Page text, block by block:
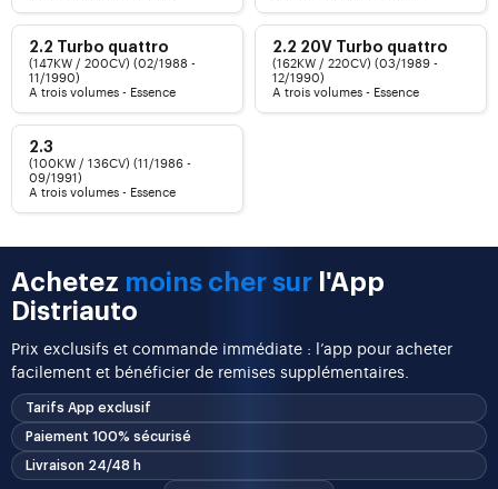
2.2 Turbo quattro
(147KW / 200CV) (02/1988 -
11/1990)
A trois volumes - Essence
2.2 20V Turbo quattro
(162KW / 220CV) (03/1989 -
12/1990)
A trois volumes - Essence
2.3
(100KW / 136CV) (11/1986 -
09/1991)
A trois volumes - Essence
Achetez moins cher sur l'App
Distriauto
Prix exclusifs et commande immédiate : l’app pour acheter
facilement et bénéficier de remises supplémentaires.
Tarifs App exclusif
Paiement 100% sécurisé
Livraison 24/48 h